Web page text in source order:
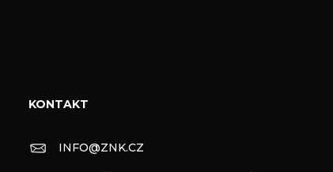
KONTAKT
INFO@ZNK.CZ